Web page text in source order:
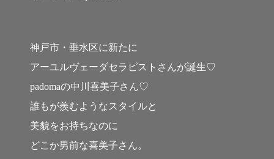
神戸市・垂水区に新たに
アーユルヴェーダセラピストさんが誕生♡
padomaの中川喜美子さん♡
誰もが羨むようなスタイルと
美貌をお持ちなのに
どこか男前な喜美子さん。